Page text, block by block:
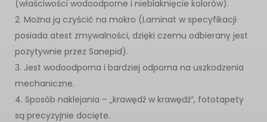
(właściwości wodoodporne i nieblaknięcie kolorów).
2. Można ją czyścić na mokro (Laminat w specyfikacji
posiada atest zmywalności, dzięki czemu odbierany jest
pozytywnie przez Sanepid).
3. Jest wodoodporna i bardziej odporna na uszkodzenia
mechaniczne.
4. Sposób naklejania – „krawędź w krawędź”, fototapety
są precyzyjnie docięte.